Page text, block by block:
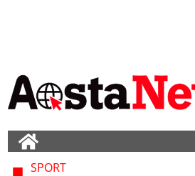
SPORT